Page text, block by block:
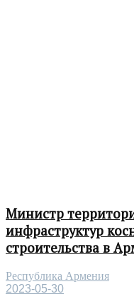
Министр
инфраструктур
строительства в
Республика Армения
2023-05-30